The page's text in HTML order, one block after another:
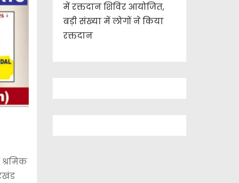
में रक्तदान शिविर आयोजित,
बड़ी संख्या में लोगों ने किया
रक्तदान